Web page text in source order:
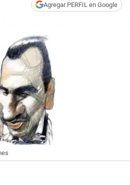
Agregar PERFIL en Google